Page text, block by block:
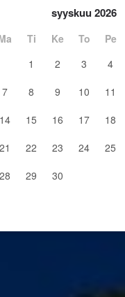
syyskuu 2026
Ti Ke To Pe
1
2 3 4
7
8 9 10 11
14
15 16 17 18
21
22 23 24 25
28
29 30